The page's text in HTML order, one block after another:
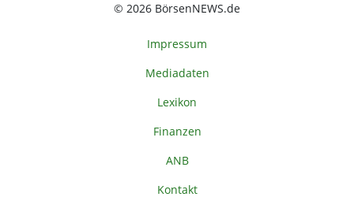
© 2026 BörsenNEWS.de
Impressum
Mediadaten
Lexikon
Finanzen
ANB
Kontakt